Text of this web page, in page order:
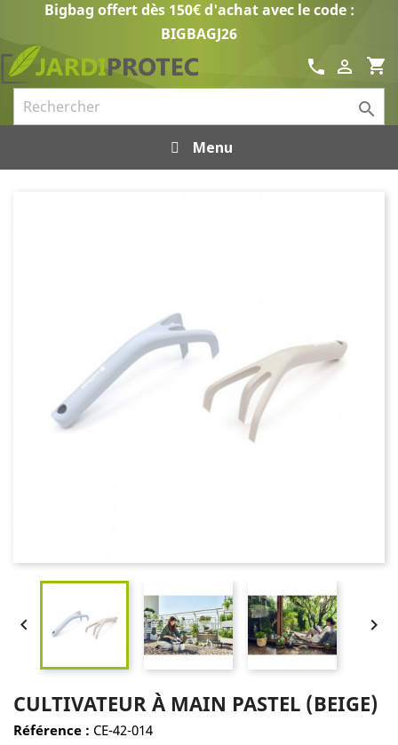
Bigbag offert dès 150€ d'achat avec le code :
BIGBAGJ26
shopping_cart

call

Menu
 
CULTIVATEUR À MAIN PASTEL (BEIGE)
Référence : CE-42-014